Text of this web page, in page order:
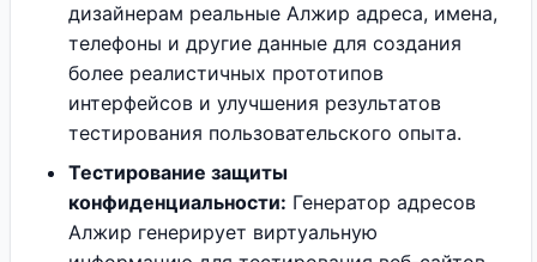
дизайнерам реальные Алжир адреса, имена,
телефоны и другие данные для создания
более реалистичных прототипов
интерфейсов и улучшения результатов
тестирования пользовательского опыта.
Тестирование защиты
конфиденциальности: Генератор адресов
Алжир генерирует виртуальную